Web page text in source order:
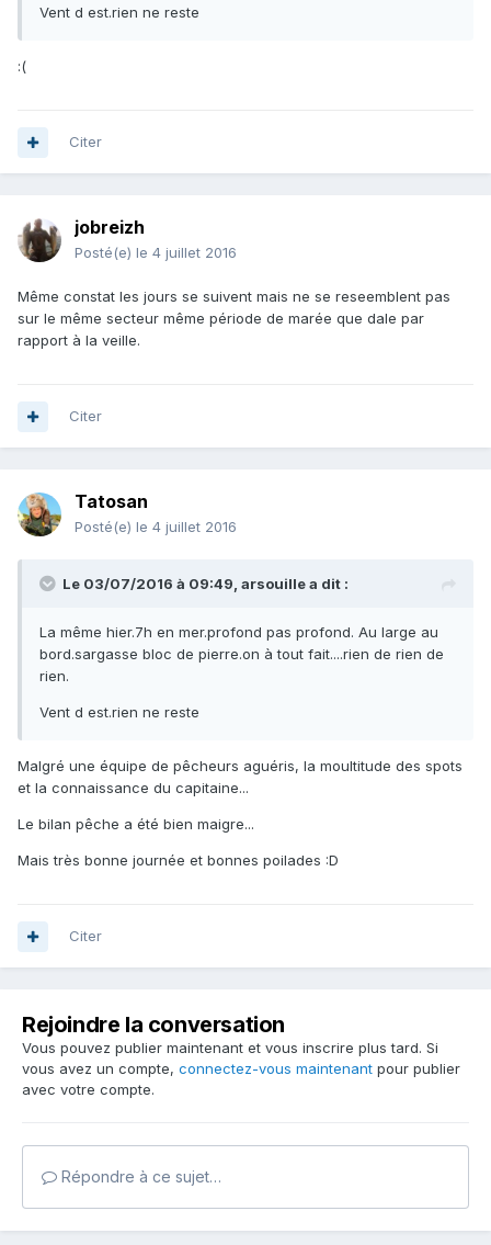
Vent d est.rien ne reste
:(
Citer
jobreizh
Posté(e) le 4 juillet 2016
Même constat les jours se suivent mais ne se reseemblent pas
sur le même secteur même période de marée que dale par
rapport à la veille.
Citer
Tatosan
Posté(e) le 4 juillet 2016
Le 03/07/2016 à 09:49, arsouille a dit :
La même hier.7h en mer.profond pas profond. Au large au
bord.sargasse bloc de pierre.on à tout fait....rien de rien de
rien.
Vent d est.rien ne reste
Malgré une équipe de pêcheurs aguéris, la moultitude des spots
et la connaissance du capitaine...
Le bilan pêche a été bien maigre...
Mais très bonne journée et bonnes poilades :D
Citer
Rejoindre la conversation
Vous pouvez publier maintenant et vous inscrire plus tard. Si
vous avez un compte, connectez-vous maintenant pour publier
avec votre compte.
Répondre à ce sujet…